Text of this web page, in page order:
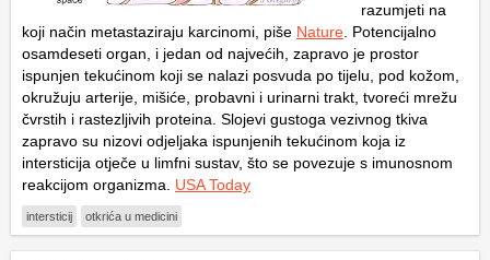
razumjeti na
koji način metastaziraju karcinomi, piše Nature . Potencijalno
osamdeseti organ, i jedan od najvećih, zapravo je prostor
ispunjen tekućinom koji se nalazi posvuda po tijelu, pod kožom,
okružuju arterije, mišiće, probavni i urinarni trakt, tvoreći mrežu
čvrstih i rastezljivih proteina. Slojevi gustoga vezivnog tkiva
zapravo su nizovi odjeljaka ispunjenih tekućinom koja iz
intersticija otječe u limfni sustav, što se povezuje s imunosnom
reakcijom organizma. USA Today
intersticij otkrića u medicini